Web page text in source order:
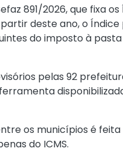
891/2026, que fixa
deste ano, o Índice
do imposto à
pelas 92
os municípios é
do ICMS.